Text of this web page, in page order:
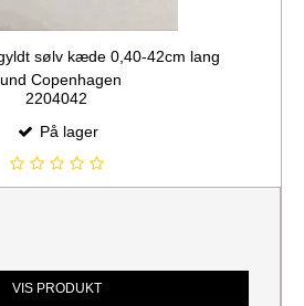
sølv kæde 0,40-42cm lang
Copenhagen
2204042
På lager
VIS PRODUKT